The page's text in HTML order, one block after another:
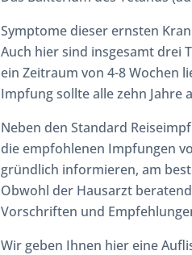
Symptome dieser ernsten
Auch hier sind insgesamt drei
ein Zeitraum von 4-8 Wochen
Impfung sollte alle zehn Jahre
Neben den Standard
die empfohlenen Impfungen
gründlich informieren, am
Obwohl der Hausarzt
Vorschriften und
Wir geben Ihnen hier eine